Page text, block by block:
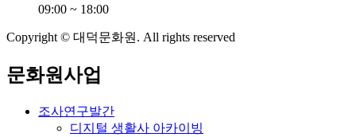
09:00 ~ 18:00
Copyright © 대덕문화원. All rights reserved
문화원사업
조사연구발간
디지털 생활사 아카이빙